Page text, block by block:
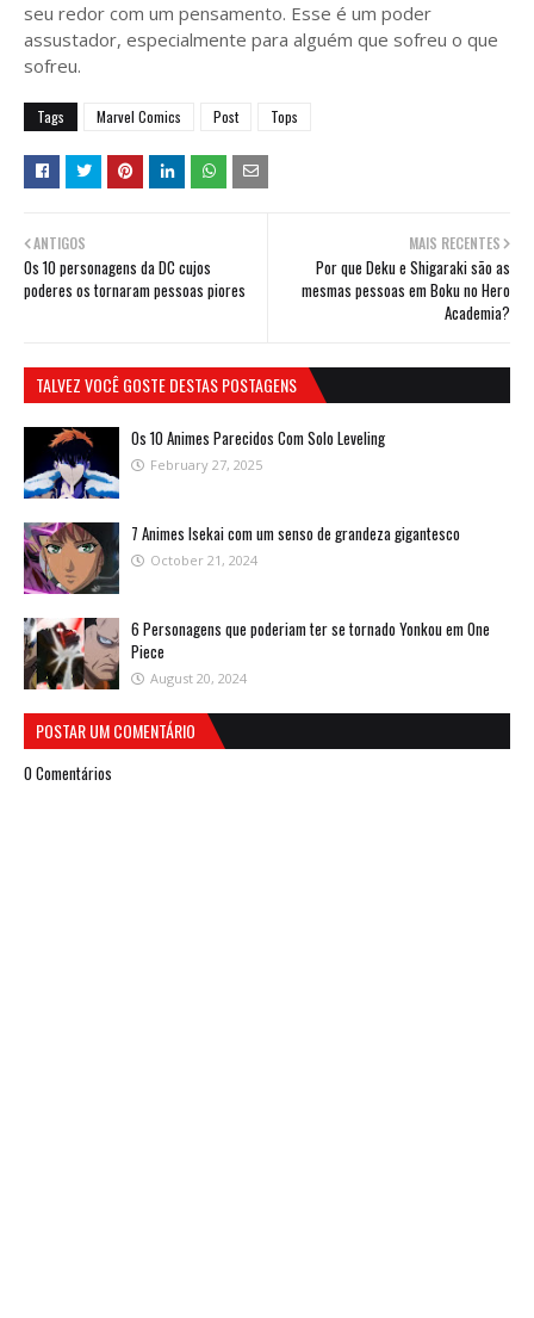
seu redor com um pensamento. Esse é um poder
assustador, especialmente para alguém que sofreu o que
sofreu.
Tags Marvel Comics Post Tops
MAIS RECENTES
Por que Deku e Shigaraki são as
mesmas pessoas em Boku no Hero
Academia?
ANTIGOS
Os 10 personagens da DC cujos
poderes os tornaram pessoas piores
TALVEZ VOCÊ GOSTE DESTAS POSTAGENS
Os 10 Animes Parecidos Com Solo Leveling
February 27, 2025
7 Animes Isekai com um senso de grandeza gigantesco
October 21, 2024
6 Personagens que poderiam ter se tornado Yonkou em One
Piece
August 20, 2024
POSTAR UM COMENTÁRIO
0 Comentários